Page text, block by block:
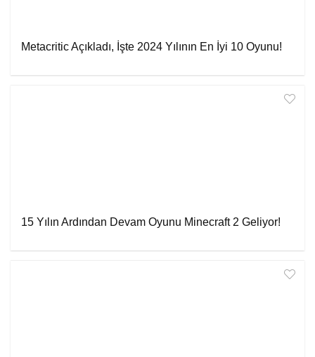
Metacritic Açıkladı, İşte 2024 Yılının En İyi 10 Oyunu!
15 Yılın Ardından Devam Oyunu Minecraft 2 Geliyor!